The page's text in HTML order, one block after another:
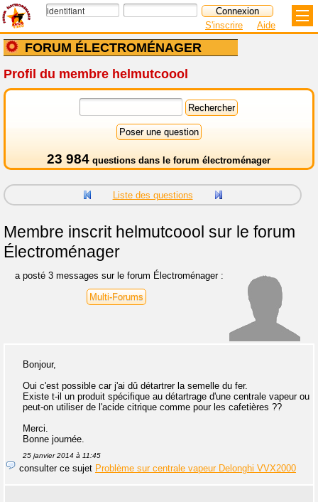
FORUM ÉLECTROMÉNAGER
S'inscrire Aide
Profil du membre helmutcoool
23 984 questions dans le forum électroménager
Liste des questions
Membre inscrithelmutcoool sur le forum
Électroménager
a posté 3 messages sur le forum Électroménager :
Multi-Forums
Bonjour,
Oui c'est possible car j'ai dû détartrer la semelle du fer.
Existe t-il un produit spécifique au détartrage d'une centrale vapeur ou
peut-on utiliser de l'acide citrique comme pour les cafetières ??
Merci.
Bonne journée.
25 janvier 2014 à 11:45
consulter ce sujet Problème sur centrale vapeur Delonghi VVX2000